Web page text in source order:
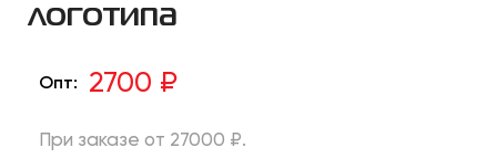
логотипа
Опт: 2700 ₽
При заказе от 27000 ₽.